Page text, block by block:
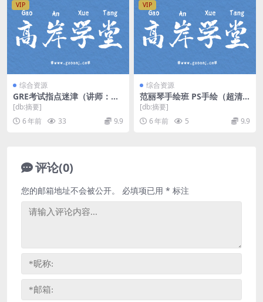
VIP
综合资源
GRE考试指点迷津（讲师：宁
立波 课时：2）百度网盘
[db:摘要]
6 年前
33 9.9
VIP
综合资源
范丽琴手绘班 PS手绘（超清
视频压缩）百度网盘
[db:摘要]
6 年前
5 9.9
评论(0)
您的邮箱地址不会被公开。 必填项已用 * 标注